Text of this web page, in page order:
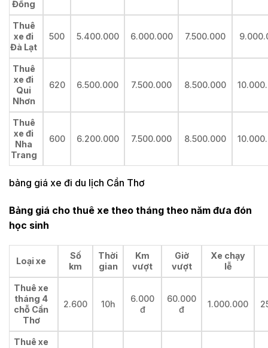
Đồng
Thuê
xe đi
Đà Lạt
500 5.400.000 6.000.000 7.500.000
Thuê
xe đi
Qui
Nhơn
620 6.500.000 7.500.000 8.500.000
Thuê
xe đi
Nha
Trang
600 6.200.000 7.500.000 8.500.000
bảng giá xe đi du lịch Cần Thơ
Bảng giá cho thuê xe theo tháng theo năm đưa đón
học sinh
Loại xe
Số
km
Thời
gian
Km
vượt
Giờ
vượt
Xe chạy
lễ
Thuê xe
tháng 4
chỗ Cần
Thơ
2.600 10h
6.000
đ
60.000
đ
1.000.000
Thuê xe